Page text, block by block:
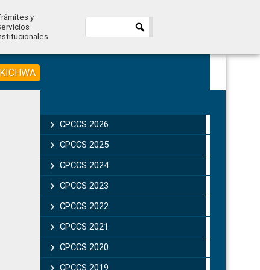
y
KICHWA
Sidebar
CPCCS 2026
CPCCS 2025
CPCCS 2024
CPCCS 2023
CPCCS 2022
CPCCS 2021
CPCCS 2020
CPCCS 2019 .